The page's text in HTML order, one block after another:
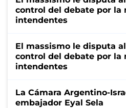
control del debate por la
intendentes
El massismo le disputa
control del debate por la
intendentes
La Cámara Argentino-
embajador Eyal Sela